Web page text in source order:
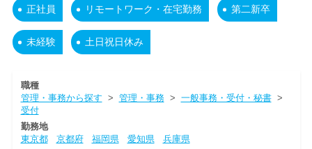
正社員 リモートワーク・在宅勤務 第二新卒
未経験 土日祝日休み
職種
管理・事務から探す > 管理・事務> 一般事務・受付・秘書>
受付
勤務地
東京都
京都府 福岡県 愛知県
兵庫県